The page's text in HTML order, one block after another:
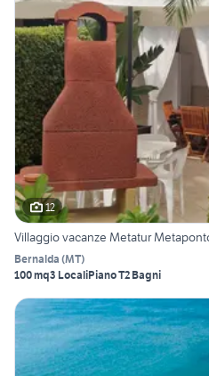
12
Villaggio vacanze Metatur
Bernalda (MT)
100 mq3 LocaliPiano T2 Bagni